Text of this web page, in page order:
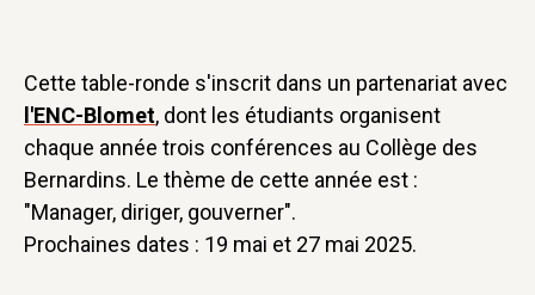
Cette table-ronde s'inscrit dans un partenariat avec
l'ENC-Blomet, dont les étudiants organisent
chaque année trois conférences au Collège des
Bernardins. Le thème de cette année est :
"Manager, diriger, gouverner".
Prochaines dates : 19 mai et 27 mai 2025.